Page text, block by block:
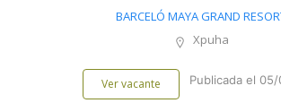
BARCELÓ MAYA GRAND
Xpuha
Ver vacante Publicada el